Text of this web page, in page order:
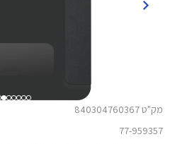
מק"ט 840304760367
77-959357